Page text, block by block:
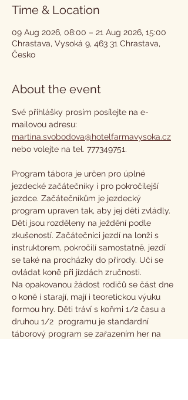
Time & Location
09 Aug 2026, 08:00 – 21 Aug 2026, 15:00
Chrastava, Vysoká 9, 463 31 Chrastava,
Česko
About the event
Své přihlášky prosím posílejte na e-
mailovou adresu:
martina.svobodova@hotelfarmavysoka.cz
nebo volejte na tel. 777349751.
Program tábora je určen pro úplné
jezdecké začátečníky i pro pokročilejší
jezdce. Začátečníkům je jezdecký
program upraven tak, aby jej děti zvládly.
Děti jsou rozděleny na ježdění podle
zkušeností. Začátečníci jezdí na lonži s
instruktorem, pokročilí samostatně, jezdí
se také na procházky do přírody. Učí se
ovládat koně při jízdách zručnosti.
Na opakovanou žádost rodičů se část dne
o koně i starají, mají i teoretickou výuku
formou hry. Děti tráví s koňmi 1/2 času a
druhou 1/2  programu je standardní
táborový program se zařazením her na